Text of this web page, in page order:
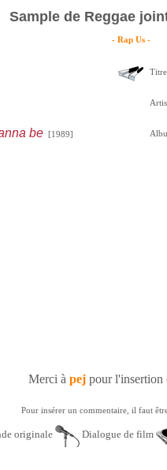
Sample de Reggae
- Rap Us -
be[1989]
Merci à pej pour l'insertion
Pour insérer un commentaire, il faut
originale Dialogue de film